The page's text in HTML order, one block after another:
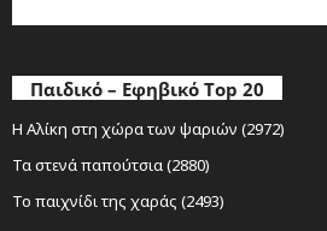
Παιδικό – Εφηβικό Top 20
Η Αλίκη στη χώρα των ψαριών (2972)
Τα στενά παπούτσια (2880)
Το παιχνίδι της χαράς (2493)